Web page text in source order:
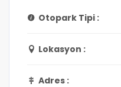
Otopark Tipi :
Lokasyon :
Adres :